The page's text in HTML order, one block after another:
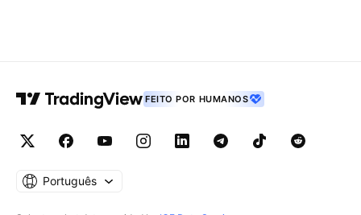
FEITO POR HUMANOS
Português